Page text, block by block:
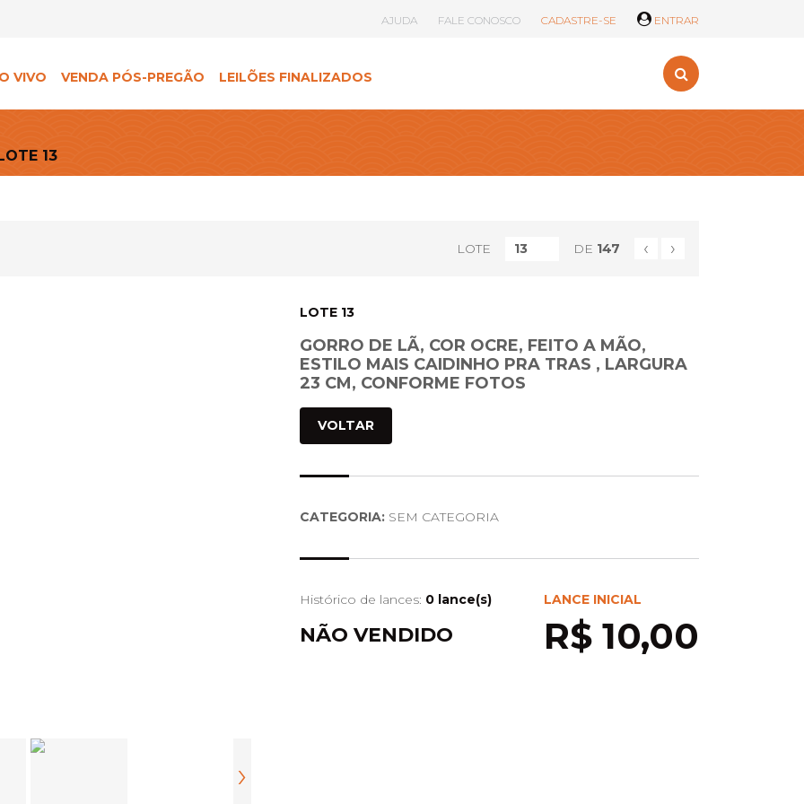
AJUDA FALE CONOSCO CADASTRE-SE ENTRAR
VIVO VENDA PÓS-PREGÃO LEILÕES FINALIZADOS
13
LOTE DE 147 ‹ ›
›
LOTE 13
GORRO DE LÃ, COR OCRE, FEITO A MÃO,
ESTILO MAIS CAIDINHO PRA TRAS , LARGURA
23 CM, CONFORME FOTOS
VOLTAR
CATEGORIA: SEM CATEGORIA
Histórico de lances: 0 lance(s)
NÃO VENDIDO
LANCE INICIAL
R$ 10,00